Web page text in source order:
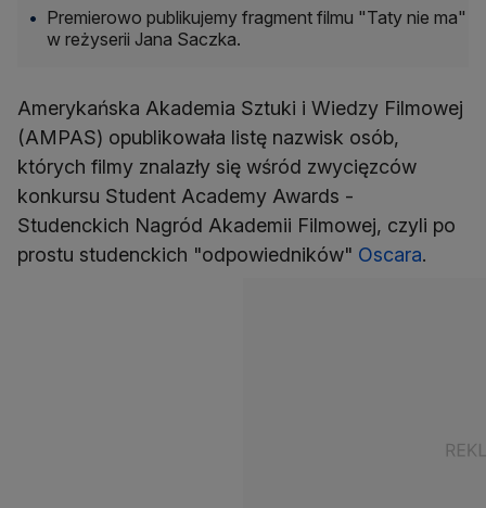
Premierowo publikujemy fragment filmu "Taty nie ma"
w reżyserii Jana Saczka.
Amerykańska Akademia Sztuki i Wiedzy Filmowej
(AMPAS) opublikowała listę nazwisk osób,
których filmy znalazły się wśród zwycięzców
konkursu Student Academy Awards -
Studenckich Nagród Akademii Filmowej, czyli po
prostu studenckich "odpowiedników" Oscara.